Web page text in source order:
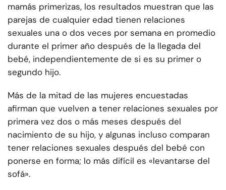
mamás primerizas, los resultados muestran que las
parejas de cualquier edad tienen relaciones
sexuales una o dos veces por semana en promedio
durante el primer año después de la llegada del
bebé, independientemente de si es su primer o
segundo hijo.
Más de la mitad de las mujeres encuestadas
afirman que vuelven a tener relaciones sexuales por
primera vez dos o más meses después del
nacimiento de su hijo, y algunas incluso comparan
tener relaciones sexuales después del bebé con
ponerse en forma; lo más difícil es «levantarse del
sofá».